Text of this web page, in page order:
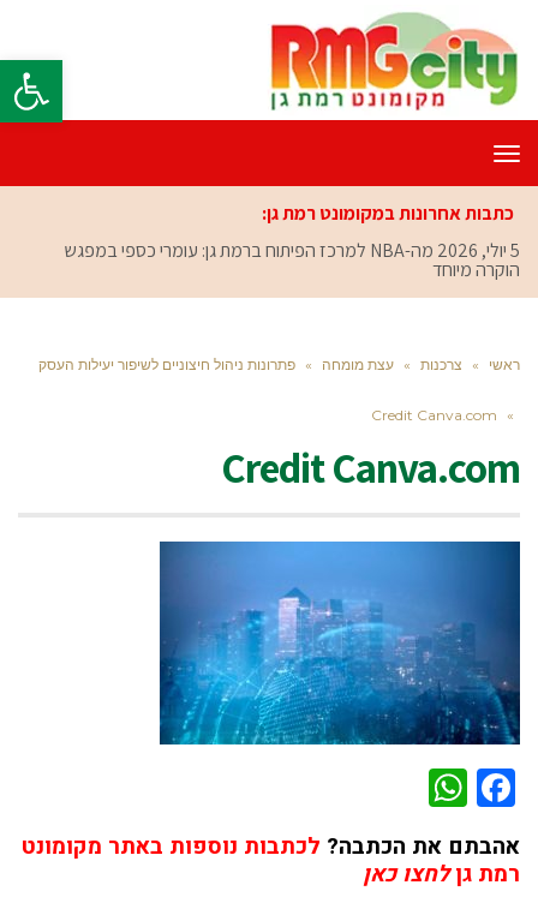
פתח
תפריט
כתבות אחרונות במקומונט רמת גן:
5 יולי, 2026
מה-NBA למרכז הפיתוח ברמת גן: עומרי כספי במפגש
הוקרה מיוחד
ראשי » צרכנות » עצת מומחה » פתרונות ניהול חיצוניים לשיפור יעילות העסק
»
Credit Canva.com
Credit Canva.com
Facebook
אהבתם את הכתבה? לכתבות נוספות באתר מקומונט
רמת גןלחצו כאן